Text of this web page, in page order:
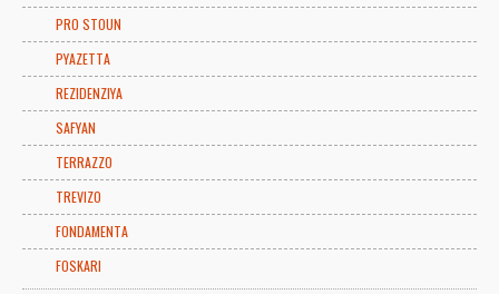
PRO STOUN
PYAZETTA
REZIDENZIYA
SAFYAN
TERRAZZO
TREVIZO
FONDAMENTA
FOSKARI